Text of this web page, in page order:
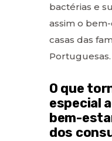
bactérias e
assim o
casas das
Portuguesas.
O que
especial
bem-
dos